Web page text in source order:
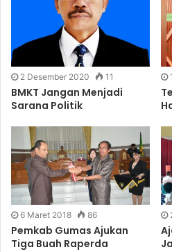
2 Desember 2020 11
BMKT Jangan Menjadi
Sarana Politik
6 Maret 2018 86
Pemkab Gumas Ajukan
Tiga Buah Raperda